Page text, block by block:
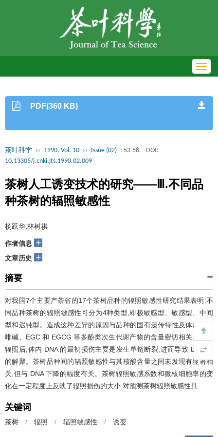
PDF(360 KB)
茶叶科学 ›› 1990, Vol. 10 ›› Issue (02) : 53-58.
DOI:
10.13305/j.cnki.jts.1990.02.009
茶树人工诱变技术的研究——Ⅲ.不同品
种茶树的辐照敏感性
杨跃华,林树祺
作者信息 +
文章历史 +
摘要
对我国7个主要产茶省的17个茶树品种的辐照敏感性研究结果表明:不
同品种茶树的辐照敏感性可分为4种类型,即极敏感型、敏感型、中间
型和迟钝型。造成这种差异的原因与品种的固有遗传特性及体内的咖
啡碱、EGC 和 EGCG 等多酚类次生代谢产物的含量密切相关。茶树
辐照后,体内 DNA 的最初损伤主要是发生单链断裂,进而导致 DNA 链
的解聚。茶树品种间的辐照敏感性与其核酸含量之间未发现有显著相
关,但与 DNA 下降的幅度有关。茶树辐照敏感系数和微核细胞率的变
化在一定程度上反映了辐照损伤的大小,对预测茶树辐照敏感性具
关键词
茶树 / 辐照 / 辐照敏感性 / 诱变